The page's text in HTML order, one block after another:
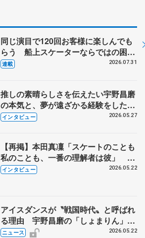
同じ演目で120回お客様に楽しんでも
らう 船上スケーターならではの困難
とは 影響あったPIW前キャプテン松
連載 2026.07.31
推しの素晴らしさを伝えたい宇野昌磨
の本気と、夢が遠ざかる経験をした本
田真凜の覚悟
インタビュー 2026.05.27
【再掲】本田真凜「スケートのことも
私のことも、一番の理解者は彼」 引
退時の単独インタビューで語った競技
インタビュー 2026.05.22
アイスダンスが〝戦国時代〟と呼ばれ
る理由 宇野昌磨の「しょまりん」ら
実力者が相次いで参戦 国内の競争激
ニュース 2026.05.22